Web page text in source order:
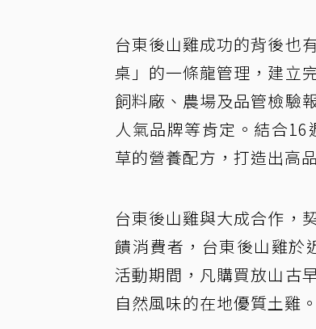
台東後山雞成功的背後也
桌」的一條龍管理，建立
飼料廠、農場及品管檢驗
人氣品牌等肯定。結合
草的營養配方，打造出高
台東後山雞與大成合作，
饋消費者，台東後山雞於
活動期間，凡購買放山古
自然風味的在地優質土雞。